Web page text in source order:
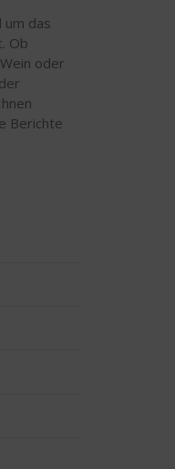
um das
Ob
oder
Berichte